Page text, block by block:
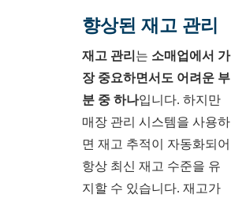
향상된 재고 관리
재고 관리는 소매업에서 가
장 중요하면서도 어려운 부
분 중 하나입니다. 하지만
매장 관리 시스템을 사용하
면 재고 추적이 자동화되어
항상 최신 재고 수준을 유
지할 수 있습니다. 재고가